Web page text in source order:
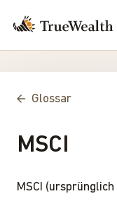
Glossar
MSCI
MSCI